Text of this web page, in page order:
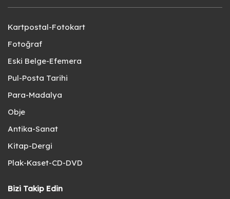
Kartpostal-Fotokart
Fotoğraf
Eski Belge-Efemera
Pul-Posta Tarihi
Para-Madalya
Obje
Antika-Sanat
Kitap-Dergi
Plak-Kaset-CD-DVD
Bizi Takip Edin